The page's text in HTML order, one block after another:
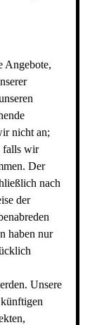
Angebote,
nicht an;
falls wir
Der
nach
der
haben nur
Unsere